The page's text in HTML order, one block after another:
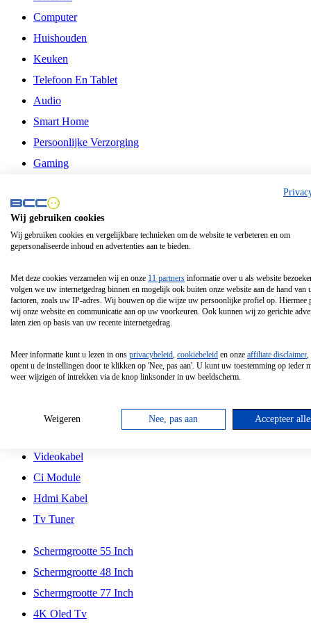
Computer
Huishouden
Keuken
Telefoon En Tablet
Audio
Smart Home
Persoonlijke Verzorging
Gaming
Philips
Schermgrootte 24 Inch
Schermgrootte 85 Inch
Schermgrootte 98 Inch
Tcl
Hd Led Tv
Antennekabel
Videokabel
Ci Module
Hdmi Kabel
Tv Tuner
Schermgrootte 55 Inch
Schermgrootte 48 Inch
Schermgrootte 77 Inch
4K Oled Tv
Wij gebruiken cookies
Wij gebruiken cookies en vergelijkbare technieken om de website te verbeteren en om
gepersonaliseerde inhoud en advertenties aan te bieden.
Met deze cookies verzamelen wij en onze 11 partners informatie over u als website
volgen we uw internetgedrag binnen en mogelijk ook buiten onze website aan de hand van
factoren, zoals uw IP-adres. Wij bouwen op die wijze uw persoonlijke profiel op. Hiermee
wij onze website en communicatie aan op uw voorkeuren. Ook kunnen wij zo gerichte
laten zien op basis van uw recente internetgedrag.
Meer informatie kunt u lezen in ons privacybeleid, cookiebeleid en onze affiliate disclaimer,
opent u de instellingen door te klikken op 'Nee, pas aan'. U kunt uw toestemming op ieder
weer wijzigen of intrekken via de knop linksonder in uw beeldscherm.
Weigeren Nee, pas aan Accepteer